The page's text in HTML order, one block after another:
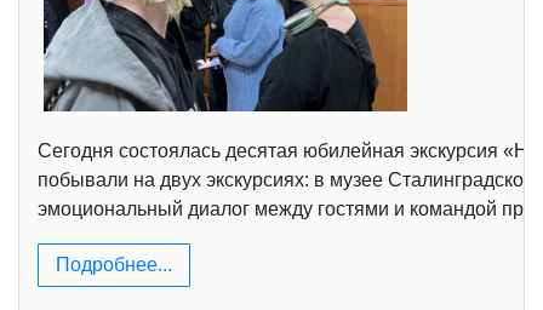
Сегодня состоялась десятая юбилейная экскурсия
побывали на двух экскурсиях: в музее
эмоциональный диалог между гостями и командой
Подробнее...